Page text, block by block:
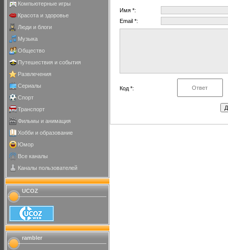
Компьютерные игры
Красота и здоровье
Люди и блоги
Музыка
Общество
Путешествия и события
Развлечения
Сериалы
Спорт
Транспорт
Фильмы и анимация
Хобби и образование
Юмор
Все каналы
Каналы пользователей
UCOZ
rambler
Имя *:
Email *:
Код *: